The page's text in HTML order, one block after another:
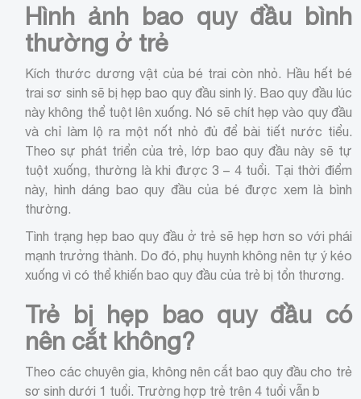
Hình ảnh bao quy đầu bình
thường ở trẻ
Kích thước dương vật của bé trai còn nhỏ. Hầu hết bé
trai sơ sinh sẽ bị hẹp bao quy đầu sinh lý. Bao quy đầu lúc
này không thể tuột lên xuống. Nó sẽ chít hẹp vào quy đầu
và chỉ làm lộ ra một nốt nhỏ đủ để bài tiết nước tiểu.
Theo sự phát triển của trẻ, lớp bao quy đầu này sẽ tự
tuột xuống, thường là khi được 3 – 4 tuổi. Tại thời điểm
này, hình dáng bao quy đầu của bé được xem là bình
thường.
Tình trạng hẹp bao quy đầu ở trẻ sẽ hẹp hơn so với phái
mạnh trưởng thành. Do đó, phụ huynh không nên tự ý kéo
xuống vì có thể khiến bao quy đầu của trẻ bị tổn thương.
Trẻ bị hẹp bao quy đầu có
nên cắt không?
Theo các chuyên gia, không nên cắt bao quy đầu cho trẻ
sơ sinh dưới 1 tuổi. Trường hợp trẻ trên 4 tuổi vẫn b